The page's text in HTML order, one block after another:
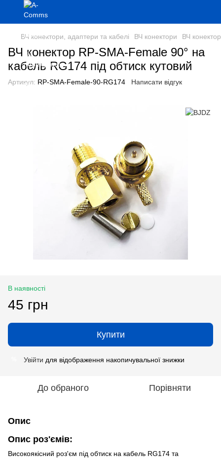
ВЧ конектори, адаптери та кабелі ВЧ конектори ВЧ
ВЧ конектор RP-SMA-Female 90° на
кабель RG174 під обтиск кутовий
Артикул: RP-SMA-Female-90-RG174 Написати відгук
В наявності
45 грн
Купити
Увійти для відображення накопичувальної знижки
До обраного Порівняти
Опис
Опис роз'ємів:
Високоякісний роз'єм під обтиск на кабель RG174 та